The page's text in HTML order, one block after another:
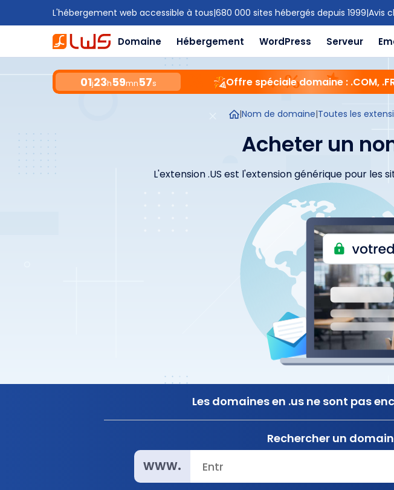
L'hébergement web accessible à tous|680 000 sites hébergés depuis 1999|Avis
Domaine Hébergement WordPress Serveur
01j23h59mn56s Offre spéciale domaine : .COM,
|Nom de domaine|Toutes les
Acheter un
L'extension .US est l'extension générique pour les
Les domaines en .us ne sont pas
Rechercher un
www.